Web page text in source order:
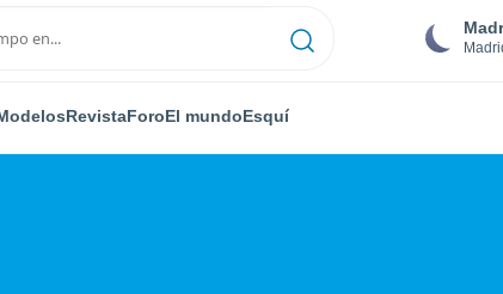
RevistaForoEl mundoEsquí